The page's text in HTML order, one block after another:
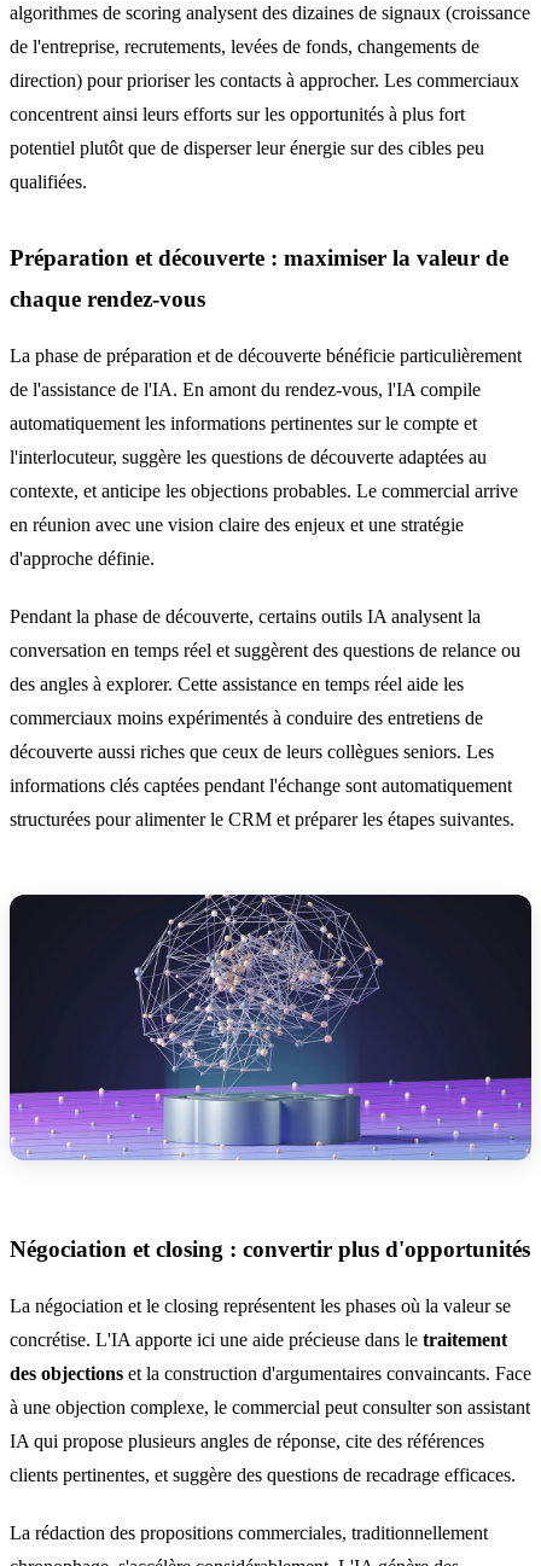
algorithmes de scoring analysent des dizaines de signaux (croissance
de l'entreprise, recrutements, levées de fonds, changements de
direction) pour prioriser les contacts à approcher. Les commerciaux
concentrent ainsi leurs efforts sur les opportunités à plus fort
potentiel plutôt que de disperser leur énergie sur des cibles peu
qualifiées.
Préparation et découverte : maximiser la valeur de
chaque rendez-vous
La phase de préparation et de découverte bénéficie particulièrement
de l'assistance de l'IA. En amont du rendez-vous, l'IA compile
automatiquement les informations pertinentes sur le compte et
l'interlocuteur, suggère les questions de découverte adaptées au
contexte, et anticipe les objections probables. Le commercial arrive
en réunion avec une vision claire des enjeux et une stratégie
d'approche définie.
Pendant la phase de découverte, certains outils IA analysent la
conversation en temps réel et suggèrent des questions de relance ou
des angles à explorer. Cette assistance en temps réel aide les
commerciaux moins expérimentés à conduire des entretiens de
découverte aussi riches que ceux de leurs collègues seniors. Les
informations clés captées pendant l'échange sont automatiquement
structurées pour alimenter le CRM et préparer les étapes suivantes.
Négociation et closing : convertir plus d'opportunités
La négociation et le closing représentent les phases où la valeur se
concrétise. L'IA apporte ici une aide précieuse dans le traitement
des objections et la construction d'argumentaires convaincants. Face
à une objection complexe, le commercial peut consulter son assistant
IA qui propose plusieurs angles de réponse, cite des références
clients pertinentes, et suggère des questions de recadrage efficaces.
La rédaction des propositions commerciales, traditionnellement